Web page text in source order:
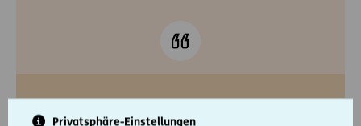
Privatsphäre-Einstellungen